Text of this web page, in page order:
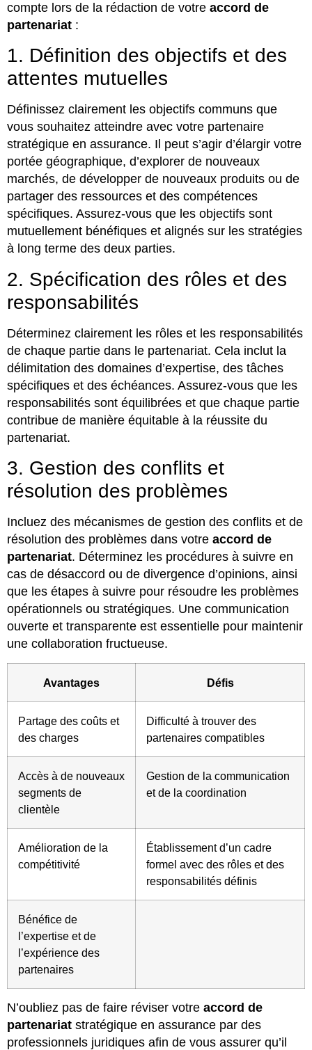
compte lors de la rédaction de votre accord de
partenariat :
1. Définition des objectifs et des
attentes mutuelles
Définissez clairement les objectifs communs que
vous souhaitez atteindre avec votre partenaire
stratégique en assurance. Il peut s’agir d’élargir votre
portée géographique, d’explorer de nouveaux
marchés, de développer de nouveaux produits ou de
partager des ressources et des compétences
spécifiques. Assurez-vous que les objectifs sont
mutuellement bénéfiques et alignés sur les stratégies
à long terme des deux parties.
2. Spécification des rôles et des
responsabilités
Déterminez clairement les rôles et les responsabilités
de chaque partie dans le partenariat. Cela inclut la
délimitation des domaines d’expertise, des tâches
spécifiques et des échéances. Assurez-vous que les
responsabilités sont équilibrées et que chaque partie
contribue de manière équitable à la réussite du
partenariat.
3. Gestion des conflits et
résolution des problèmes
Incluez des mécanismes de gestion des conflits et de
résolution des problèmes dans votre accord de
partenariat. Déterminez les procédures à suivre en
cas de désaccord ou de divergence d’opinions, ainsi
que les étapes à suivre pour résoudre les problèmes
opérationnels ou stratégiques. Une communication
ouverte et transparente est essentielle pour maintenir
une collaboration fructueuse.
Avantages Défis
Partage des coûts et
des charges
Difficulté à trouver des
partenaires compatibles
Accès à de nouveaux
segments de
clientèle
Gestion de la communication
et de la coordination
Amélioration de la
compétitivité
Établissement d’un cadre
formel avec des rôles et des
responsabilités définis
Bénéfice de
l’expertise et de
l’expérience des
partenaires
N’oubliez pas de faire réviser votre accord de
partenariat stratégique en assurance par des
professionnels juridiques afin de vous assurer qu’il